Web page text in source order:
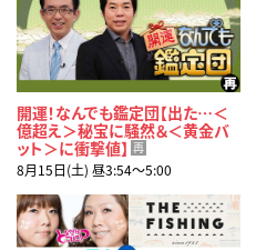
開運！なんでも鑑定団【出た…＜
億超え＞秘宝に騒然＆＜黄金バ
ット＞に衝撃値】 再
8月15日(土) 昼3:54〜5:00